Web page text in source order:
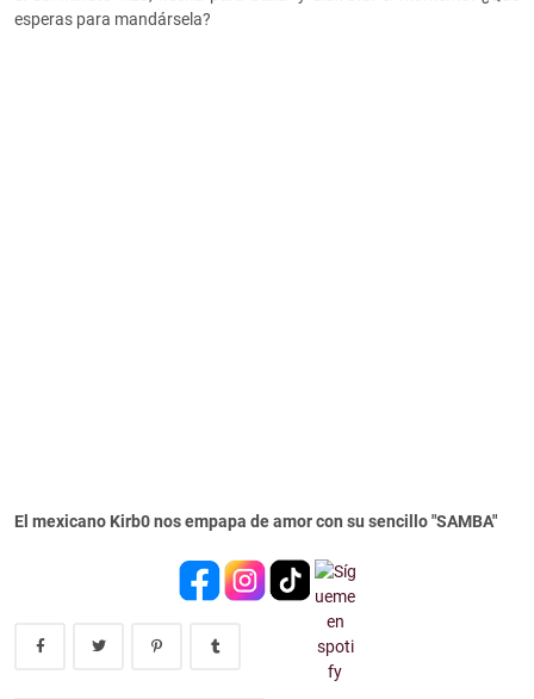
esperas para mandársela?
El mexicano Kirb0 nos empapa de amor con su sencillo "SAMBA"